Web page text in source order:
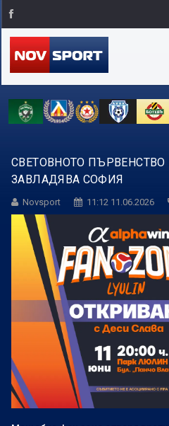
СВЕТОВНОТО
ЗАВЛАДЯВА СОФИЯ
Novsport 11:12 11.06.2026